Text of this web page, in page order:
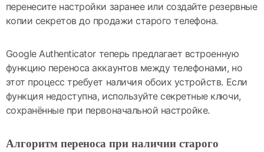
перенесите настройки заранее или создайте резервные
копии секретов до продажи старого телефона.
Google Authenticator теперь предлагает встроенную
функцию переноса аккаунтов между телефонами, но
этот процесс требует наличия обоих устройств. Если
функция недоступна, используйте секретные ключи,
сохранённые при первоначальной настройке.
Алгоритм переноса при наличии старого